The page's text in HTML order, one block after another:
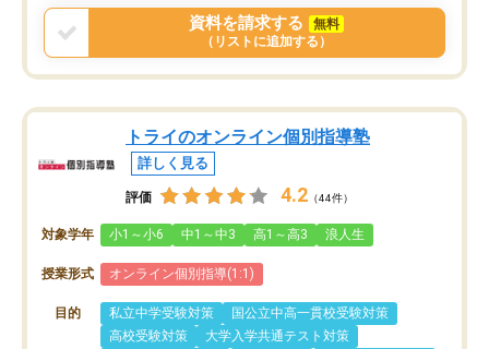
戻せ、授業内容や講師の方は良かった
と思います。
資料を請求する
無料
（リストに追加する）
トライのオンライン個別指導塾
詳しく見る
評価 4.2 （44件）
対象学年 小1～小6 中1～中3 高1～高3 浪人生
授業形式 オンライン個別指導(1:1)
目的 私立中学受験対策
国公立中高一貫校受験対策
高校受験対策
大学入学共通テスト対策